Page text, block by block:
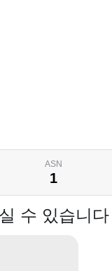
ASN
1
수 있습니다